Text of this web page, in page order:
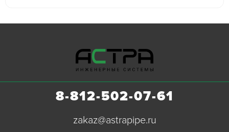
8-812-502-07-61
zakaz@astrapipe.ru